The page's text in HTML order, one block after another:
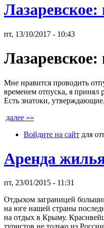
пт, 13/10/2017 - 10:43
Мне нравится проводить
временем отпуска, я принял
Есть знатоки,
далее »»
Войдите на сайт для
Аренда
пт, 23/01/2015 - 11:31
Отдыхом заграницей
на юге нашей страны
на отдых в Крыму.